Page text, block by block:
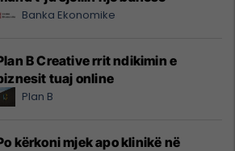
Banka Ekonomike
B Creative rrit ndikimin e
tuaj online
Plan B
kërkoni mjek apo klinikë në